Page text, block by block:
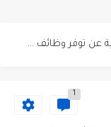
تعلن الخطوط الجوية الأردنية عن توفر وظائف شاغرة لمضيفي طيران
مطلوب عامل نظافة عدد 2 بدوام كامل او جزئي في...
1